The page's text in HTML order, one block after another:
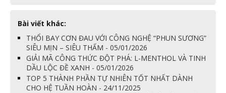
Bài viết khác:
THỔI BAY CƠN ĐAU VỚI CÔNG NGHỆ “PHUN SƯƠNG”
SIÊU MỊN – SIÊU THẤM - 05/01/2026
GIẢI MÃ CÔNG THỨC ĐỘT PHÁ: L-MENTHOL VÀ TINH
DẦU LỘC ĐỀ XANH - 05/01/2026
TOP 5 THÀNH PHẦN TỰ NHIÊN TỐT NHẤT DÀNH
CHO HỆ TUẦN HOÀN - 24/11/2025